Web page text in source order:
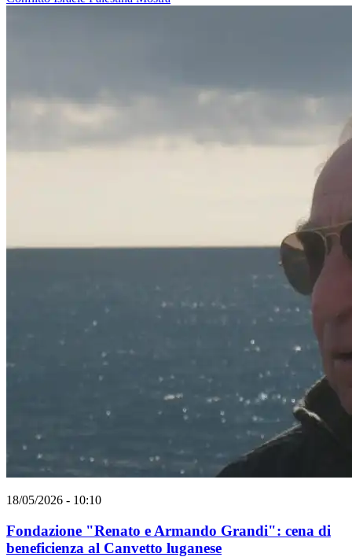
18/05/2026 - 10:10
Fondazione "Renato e Armando Grandi": cena di
beneficienza al Canvetto luganese